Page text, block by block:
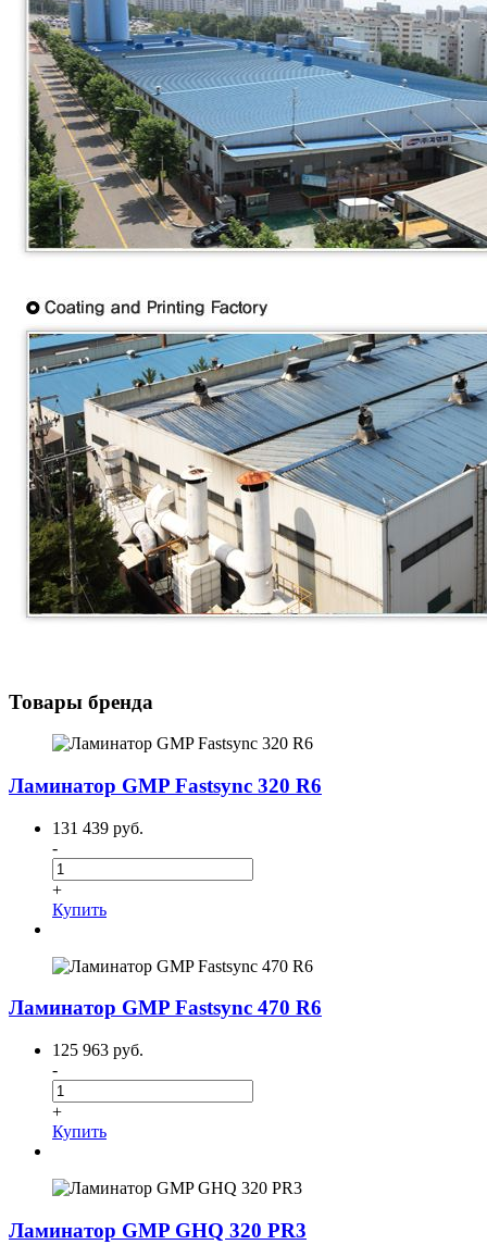
Товары бренда
Ламинатор GMP Fastsync 320 R6
131 439 руб.
-
+
Купить
Ламинатор GMP Fastsync 470 R6
125 963 руб.
-
+
Купить
Ламинатор GMP GHQ 320 PR3